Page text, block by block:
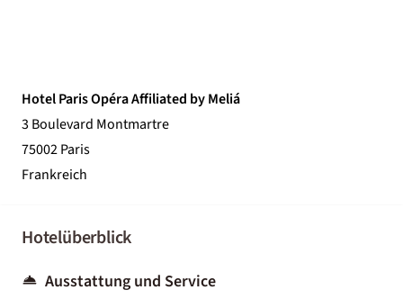
Hotel Paris Opéra Affiliated by Meliá
3 Boulevard Montmartre
75002 Paris
Frankreich
Hotelüberblick
Ausstattung und Service